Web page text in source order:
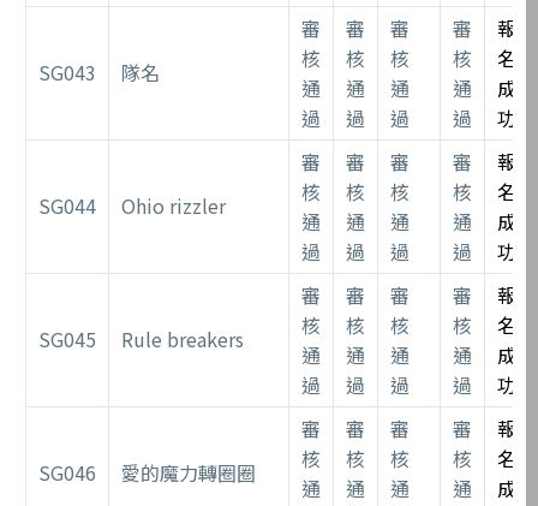
SG043 隊名
審
核
通
過
審
核
通
過
審
核
通
過
審
核
通
過
報
名
成
功
SG044 Ohio rizzler
審
核
通
過
審
核
通
過
審
核
通
過
審
核
通
過
報
名
成
功
SG045 Rule breakers
審
核
通
過
審
核
通
過
審
核
通
過
審
核
通
過
報
名
成
功
SG046 愛的魔力轉圈圈
審
核
通
審
核
通
審
核
通
審
核
通
報
名
成